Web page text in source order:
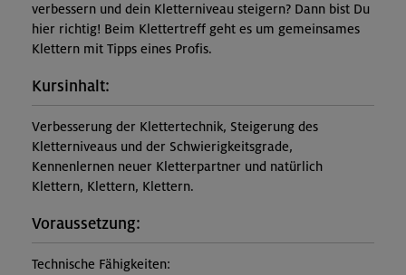
verbessern und dein Kletterniveau steigern? Dann bist Du
hier richtig! Beim Klettertreff geht es um gemeinsames
Klettern mit Tipps eines Profis.
Kursinhalt:
Verbesserung der Klettertechnik, Steigerung des
Kletterniveaus und der Schwierigkeitsgrade,
Kennenlernen neuer Kletterpartner und natürlich
Klettern, Klettern, Klettern.
Voraussetzung:
Technische Fähigkeiten: